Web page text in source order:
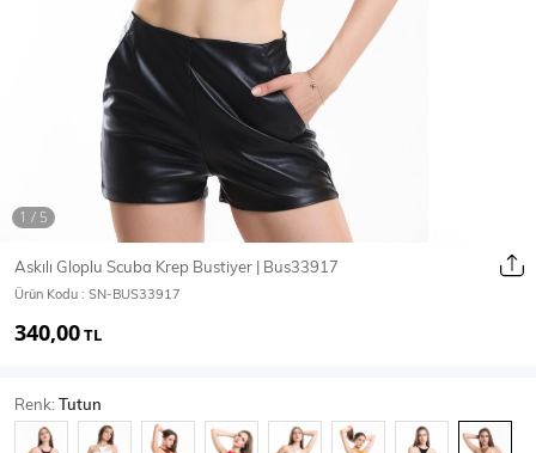
Mont & Kaban Yağmurluk
T-SHİRT & BLUZ
T-Shirt
Askılı Gloplu Scuba Krep Bustiyer | Bus33917
Ürün Kodu : SN-BUS33917
340,00TL
Renk:Tutun